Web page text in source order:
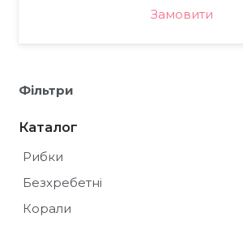
Фільтри
Каталог
Рибки
Безхребетні
Корали
Замовити